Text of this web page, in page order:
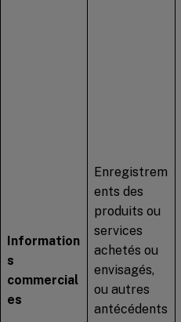
Information
s
commercial
es
Enregistrem
ents des
produits ou
services
achetés ou
envisagés,
ou autres
antécédents